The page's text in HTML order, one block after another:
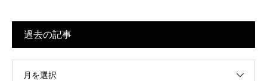
過去の記事
月を選択